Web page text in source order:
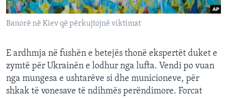
Banorë në Kiev që përkujtojnë viktimat
E ardhmja në fushën e betejës thonë ekspertët duket e
zymtë për Ukrainën e lodhur nga lufta. Vendi po vuan
nga mungesa e ushtarëve si dhe municioneve, për
shkak të vonesave të ndihmës perëndimore. Forcat